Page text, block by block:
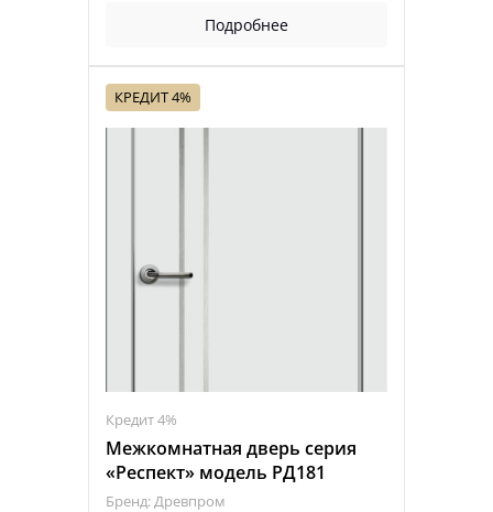
Подробнее
КРЕДИТ 4%
Кредит 4%
Межкомнатная дверь серия
«Респект» модель РД181
Бренд: Древпром